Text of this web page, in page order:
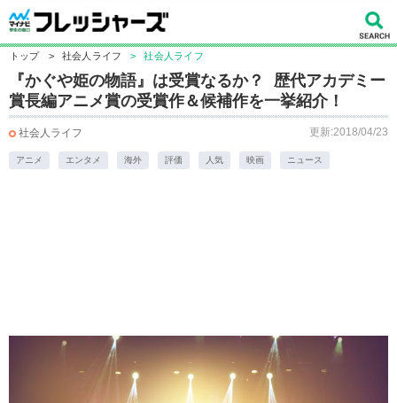
トップ > 社会人ライフ > 社会人ライフ
『かぐや姫の物語』は受賞なるか？ 歴代アカデミー
賞長編アニメ賞の受賞作＆候補作を一挙紹介！
社会人ライフ 更新:2018/04/23
アニメ エンタメ 海外 評価 人気 映画 ニュース